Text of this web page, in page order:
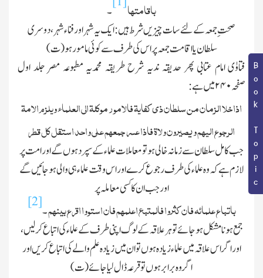
Book Topic
باقامتھا
۔
صحت ِجمعہ کے لئے سات چیزیں شرط ہیں : ایك یہ شہر اور فناء شہر ، دوسری
سلطان یا اقامت جمعہ پر اس کی طرف سے کوئی مامور ہو(ت)
فتاوٰی امام عتابی پھر حدیقہ ندیہ شرح طریقہ محمدیہ مطبوعہ مصر جلد اول
صفحہ۲۴۰میں ہے :
اذاخلا الزمان من سلطان ذی کفایۃ فالامور موکلۃ الی العلماء ویلزم الامۃ
الرجوع الیھم و یصیرون ولاۃ فاذا عسر جمعھم علی واحد استقل کل قطر
جب کامل سلطان سے زمانہ خالی ہو تو معاملات علماء کے سپرد ہوں گے اور امت پر
لازم ہے کہ وہ علماء کی طرف رجوع کرے اور اس وقت علماء ہی والی ہوجائیں گے
اور جب ان کا کسی معاملہ پر
باتباع علمائہ فان کثروا فالمتبع اعلمھم فان استووا اقرع بینھم۔[2]
جمع ہونا مشکل ہوجائے تو ہر علاقہ کے لوگ اپنی طرف کے علماء کی اتباع کرلیں ،
اور اگر اس علاقہ میں علماء زیادہ ہوں تو ان میں زیادہ علم والے کی اتباع کریں اور
اگر وہ برابر ہوں توقرعہ ڈال لیا جائے (ت)